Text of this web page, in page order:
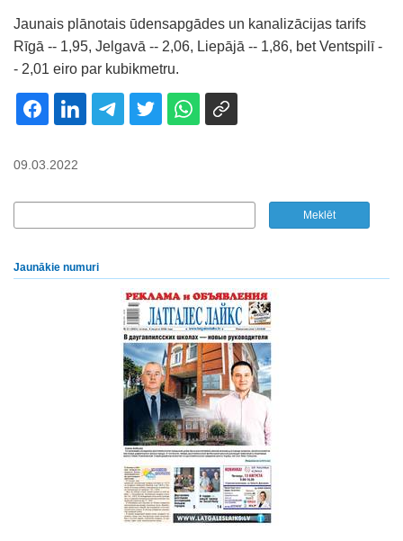
Jaunais plānotais ūdensapgādes un kanalizācijas tarifs
Rīgā -- 1,95, Jelgavā -- 2,06, Liepājā -- 1,86, bet Ventspilī -
- 2,01 eiro par kubikmetru.
09.03.2022
Jaunākie numuri